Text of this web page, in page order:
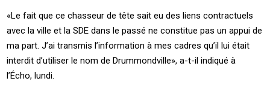
«Le fait que ce chasseur de tête sait eu des liens contractuels
avec la ville et la SDE dans le passé ne constitue pas un appui de
ma part. J’ai transmis l’information à mes cadres qu’il lui était
interdit d’utiliser le nom de Drummondville», a-t-il indiqué à
l’Écho, lundi.